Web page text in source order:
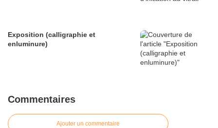
Exposition (calligraphie et
enluminure)
Commentaires
Ajouter un commentaire